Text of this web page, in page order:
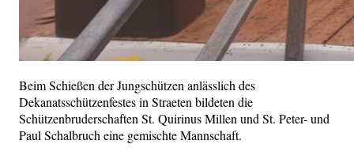
Beim Schießen der Jungschützen anlässlich des
Dekanatsschützenfestes in Straeten bildeten die
Schützenbruderschaften St. Quirinus Millen und St. Peter- und
Paul Schalbruch eine gemischte Mannschaft.